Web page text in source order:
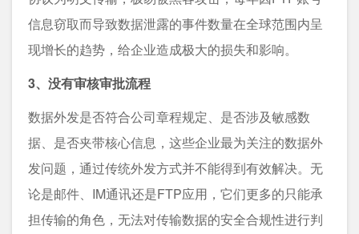
信息窃取而导致数据泄露的事件数量在全球范围内呈
现增长的趋势，给企业造成极大的损失和影响。
3、没有审核审批流程
数据外发是否符合公司章程规定、是否涉及敏感数
据、是否夹带核心信息，这些企业最为关注的数据外
发问题，通过传统外发方式并不能得到有效解决。无
论是邮件、IM通讯还是FTP应用，它们更多的只能承
担传输的角色，无法对传输数据的安全合规性进行判